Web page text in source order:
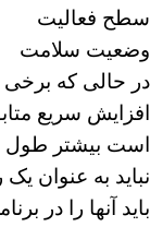
سطح فعالیت
وضعیت سلامت
در حالی که برخی
افزایش سریع
است بیشتر طول
نباید به عنوان
باید آنها را در